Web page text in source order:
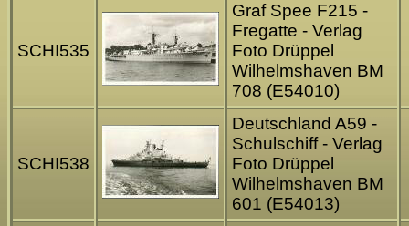
SCHI535
Graf Spee F215 -
Fregatte - Verlag
Foto Drüppel
Wilhelmshaven BM
708 (E54010)
SCHI538
Deutschland A59 -
Schulschiff - Verlag
Foto Drüppel
Wilhelmshaven BM
601 (E54013)